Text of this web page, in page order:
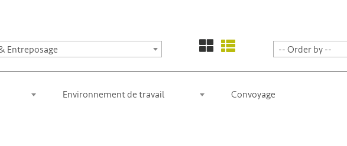
Entreposage -- Order by --
Environnement de travail Convoyage